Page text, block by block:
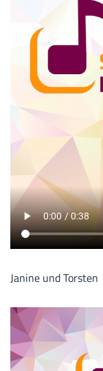
Janine und Torsten